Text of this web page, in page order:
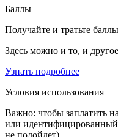
Баллы
Получайте и тратьте баллы
Здесь можно и то, и другое
Узнать подробнее
Условия использования
Важно: чтобы заплатить
или
не подойдет).